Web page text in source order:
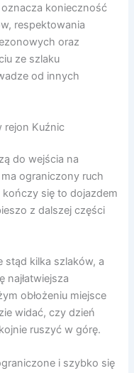
konieczność
respektowania
oraz
ze szlaku
od innych
rejon Kuźnic
do wejścia na
ograniczony ruch
się to dojazdem
z dalszej części
stąd kilka szlaków, a
najłatwiejsza
obłożeniu miejsce
widać, czy dzień
ruszyć w górę.
i szybko się